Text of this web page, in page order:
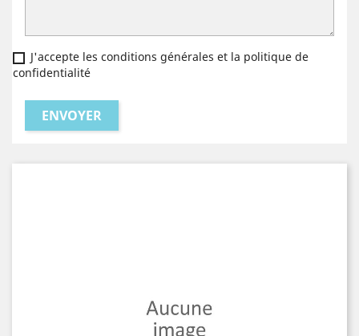
J'accepte les conditions générales et la politique de
confidentialité